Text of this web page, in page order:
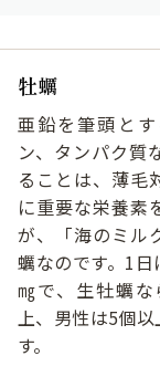
牡蠣
亜鉛を筆頭と
ン、タンパク質
ることは、薄毛
に重要な栄養素
が、「海のミル
蠣なのです。1
㎎で、生牡蠣
上、男性は5個
す。